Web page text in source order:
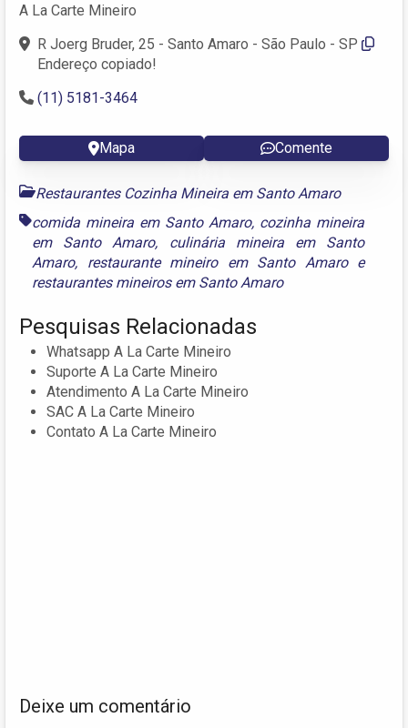
A La Carte Mineiro
R Joerg Bruder, 25 - Santo Amaro - São Paulo - SP
Endereço copiado!
(11) 5181-3464
Mapa Comente
Restaurantes Cozinha Mineira em Santo Amaro
comida mineira em Santo Amaro, cozinha mineira
em Santo Amaro, culinária mineira em Santo
Amaro, restaurante mineiro em Santo Amaroe
restaurantes mineiros em Santo Amaro
Pesquisas Relacionadas
Whatsapp A La Carte Mineiro
Suporte A La Carte Mineiro
Atendimento A La Carte Mineiro
SAC A La Carte Mineiro
Contato A La Carte Mineiro
Deixe um comentário